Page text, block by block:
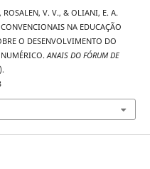
V. V., & OLIANI, E. A.
NA EDUCAÇÃO
O DESENVOLVIMENTO DO
NUMÉRICO.ANAIS DO FÓRUM DE